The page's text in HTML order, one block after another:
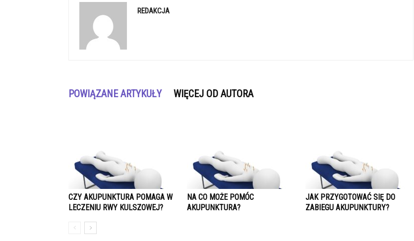
REDAKCJA
POWIĄZANE ARTYKUŁY WIĘCEJ OD AUTORA
CZY AKUPUNKTURA POMAGA W
LECZENIU RWY KULSZOWEJ?
NA CO MOŻE POMÓC
AKUPUNKTURA?
JAK PRZYGOTOWAĆ SIĘ DO
ZABIEGU AKUPUNKTURY?